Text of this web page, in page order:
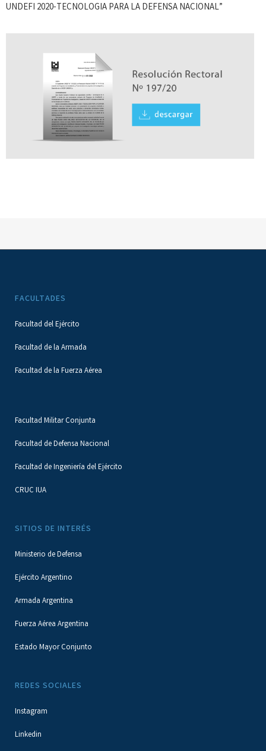
UNDEFI 2020-TECNOLOGIA PARA LA DEFENSA NACIONAL”
FACULTADES
Facultad del Ejército
Facultad de la Armada
Facultad de la Fuerza Aérea
Facultad Militar Conjunta
Facultad de Defensa Nacional
Facultad de Ingeniería del Ejército
CRUC IUA
SITIOS DE INTERÉS
Ministerio de Defensa
Ejército Argentino
Armada Argentina
Fuerza Aérea Argentina
Estado Mayor Conjunto
REDES SOCIALES
Instagram
Linkedin